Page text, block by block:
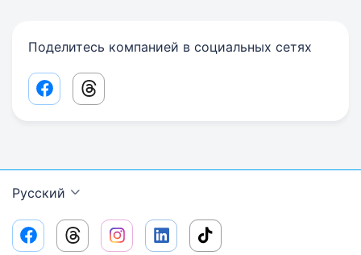
Поделитесь компанией в социальных сетях
Facebook share link
Threads share link
Русский